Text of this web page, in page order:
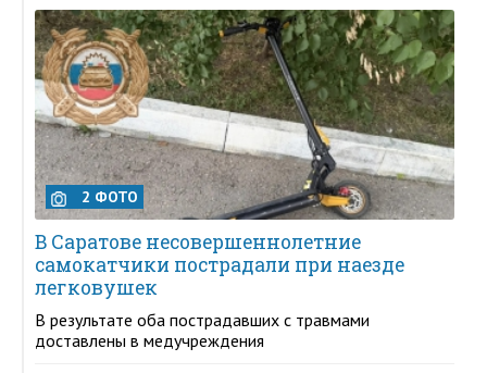
2 ФОТО
В Саратове несовершеннолетние
самокатчики пострадали при наезде
легковушек
В результате оба пострадавших с травмами
доставлены в медучреждения